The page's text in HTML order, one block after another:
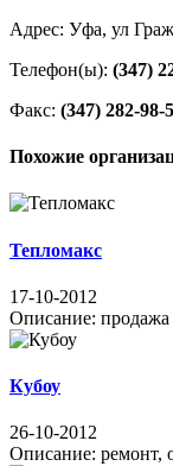
Адрес: Уфа, ул
Телефон(ы): (347)
Факс: (347) 282-98-
Похожие
Тепломакс
17-10-2012
Описание: продажа
Кубоу
26-10-2012
Описание: ремонт,